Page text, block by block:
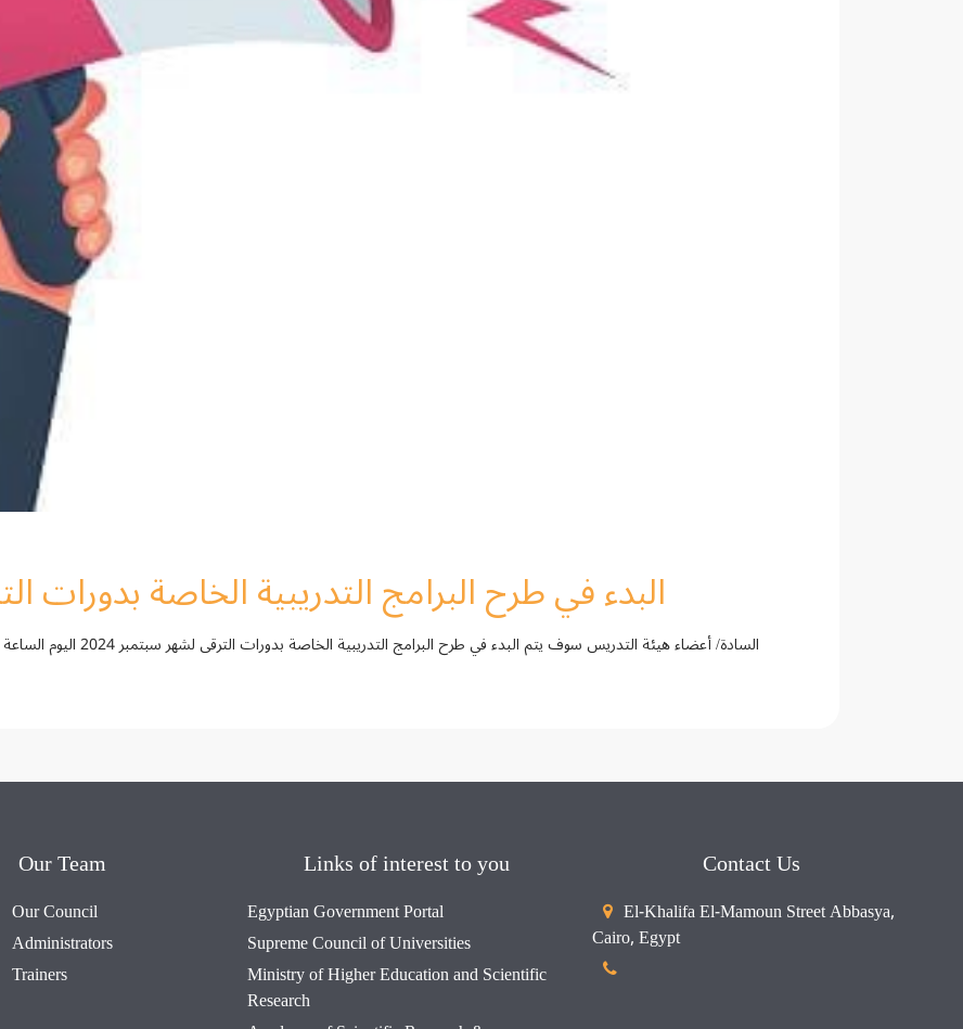
البدء في طرح البرامج التدريبية الخاصة بدورات
السادة/ أعضاء هيئة التدريس
Our Team
Our Council
Administrators
Trainers
Links of interest to you
Egyptian Government Portal
Supreme Council of Universities
Ministry of Higher Education and Scientific
Research
Contact Us
El-Khalifa El-Mamoun Street Abbasya,
Cairo, Egypt